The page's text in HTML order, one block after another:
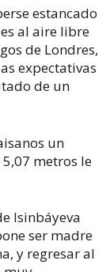
estancado
al aire libre
de Londres,
expectativas
de un
un
metros le
Isinbáyeva
ser madre
y regresar al